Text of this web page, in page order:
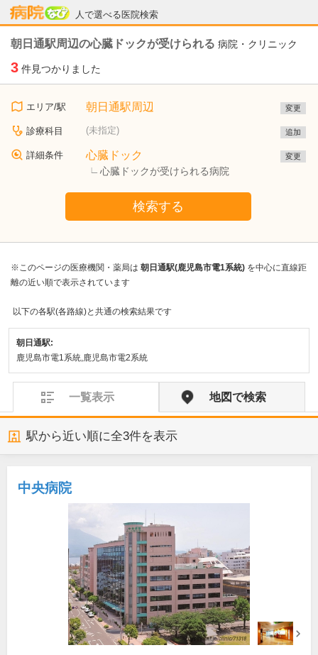
人で選べる医院検索
病院なび
朝日通駅周辺の心臓ドックが受けられる 病院・クリニック
3 件見つかりました
エリア/駅 朝日通駅周辺 変更
診療科目 (未指定) 追加
詳細条件 心臓ドック
心臓ドックが受けられる病院
変更
検索する
※このページの医療機関・薬局は 朝日通駅(鹿児島市電1系統) を中心に直線距
離の近い順で表示されています
以下の各駅(各路線)と共通の検索結果です
朝日通駅:
鹿児島市電1系統,鹿児島市電2系統
一覧表示 地図で検索
駅から近い順に全3件を表示
中央病院